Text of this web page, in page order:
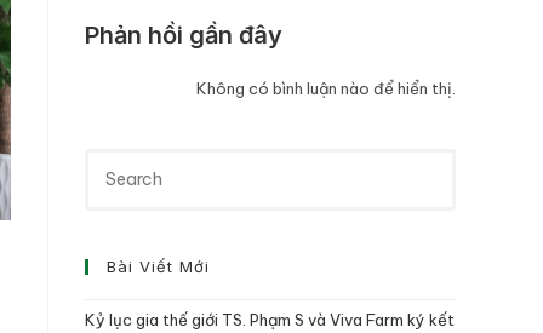
Phản hồi gần đây
Không có bình luận nào để hiển thị.
Bài Viết Mới
Kỷ lục gia thế giới TS. Phạm S và Viva Farm ký kết